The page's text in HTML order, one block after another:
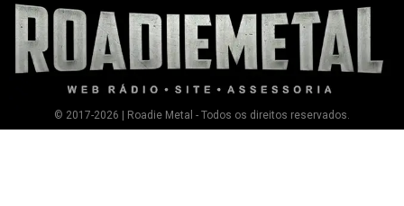
© 2017-2026 | Roadie Metal - Todos os direitos reservados.